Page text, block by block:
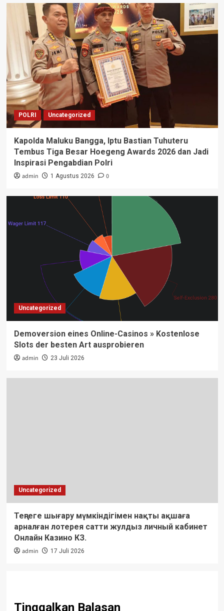
POLRI Uncategorized
Kapolda Maluku Bangga, Iptu Bastian Tuhuteru
Tembus Tiga Besar Hoegeng Awards 2026 dan Jadi
Inspirasi Pengabdian Polri
admin 1 Agustus 2026 0
Uncategorized
Demoversion eines Online-Casinos » Kostenlose
Slots der besten Art ausprobieren
admin 23 Juli 2026
Uncategorized
Теңгеге шығару мүмкіндігімен нақты ақшаға
арналған лотерея сатти жулдыз личный кабинет
Онлайн Казино КЗ.
admin 17 Juli 2026
Tinggalkan Balasan